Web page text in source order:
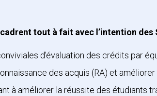
tout à fait avec l’intention
d’évaluation des crédits par
des acquis (RA) et
à améliorer la réussite des étudiants